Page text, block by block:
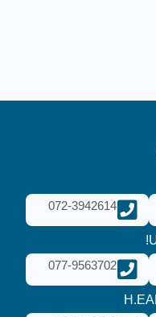
072-3942614
077-9563702